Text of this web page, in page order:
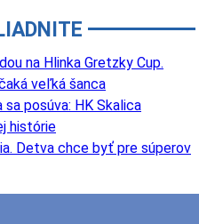
na Hlinka Gretzky Cup.
veľká šanca
posúva: HK Skalica
histórie
Detva chce byť pre súperov